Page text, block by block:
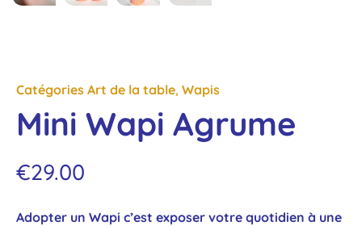
Catégories Art de la table, Wapis
Mini Wapi Agrume
€29.00
Adopter un Wapi c’est exposer votre quotidien à une